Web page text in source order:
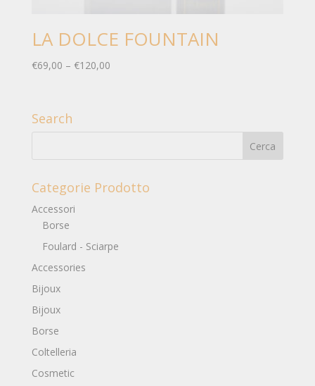
LA DOLCE FOUNTAIN
€69,00 – €120,00
Search
Categorie Prodotto
Accessori
Borse
Foulard - Sciarpe
Accessories
Bijoux
Bijoux
Borse
Coltelleria
Cosmetic